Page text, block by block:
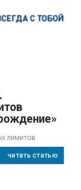
лимитов
читать статью